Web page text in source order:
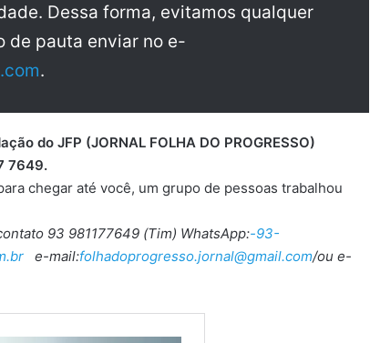
Dessa forma, evitamos qualquer
de pauta enviar no e-
.
do JFP (JORNAL FOLHA DO PROGRESSO)
7649.
chegar até você, um grupo de pessoas trabalhou
93 981177649 (Tim) WhatsApp:-93-
e-mail:folhadoprogresso.jornal@gmail.com/ou e-